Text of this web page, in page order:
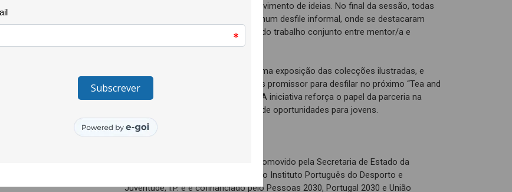
de moda, o que facilitou o desenvolvimento de ideias. No final da sessão, todas
as propostas foram apresentadas num desfile informal, onde se destacaram
peças criativas e inovadoras, fruto do trabalho conjunto entre mentor/a e
aprendiz.
Deste projecto nascerá em breve uma exposição das colecções ilustradas, e
será ainda escolhido o modelo mais promissor para desfilar no próximo “Tea and
Cheese” organizado pelo Modatex. A iniciativa reforça o papel da parceria na
formação artística e na promoção de oportunidades para jovens.
_________________
O projecto Quero Ser Mais E9G é promovido pela Secretaria de Estado da
Juventude e do Desporto, através do Instituto Português do Desporto e
Juventude, I.P. e é cofinanciado pelo Pessoas 2030, Portugal 2030 e União